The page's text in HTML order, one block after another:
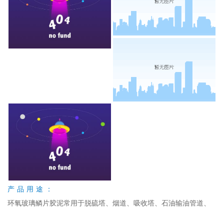
产品用途：
环氧玻璃鳞片胶泥常用于脱硫塔、烟道、吸收塔、石油输油管道、